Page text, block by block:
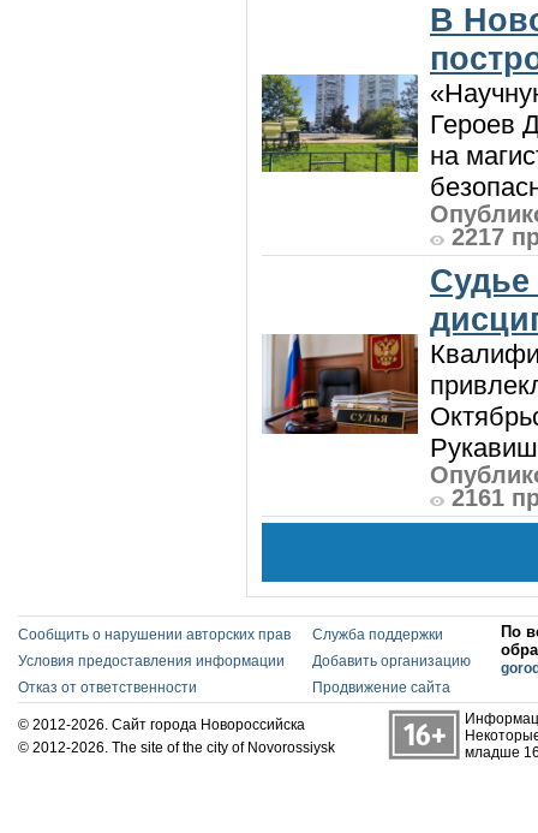
В
Героев
на
2217
2161
Сообщить о нарушении авторских прав
Условия предоставления информации
Отказ от ответственности
Служба поддержки
Добавить организацию
Продвижение сайта
По
© 2012-2026. Сайт города Новороссийска
© 2012-2026. The site of the city of Novorossiysk
младше